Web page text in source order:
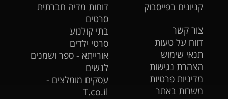
קניונים בפייסבוק
צור קשר
דווח על טעות
תנאי שימוש
הצהרת נגישות
מדיניות פרטיות
משרות באתר
דוחות מדיה חברתית
סרטים
בתי קולנוע
סרטי ילדים
אורייתא - ספר ושמנים
לנשים
עסקים מומלצים -
T.co.il